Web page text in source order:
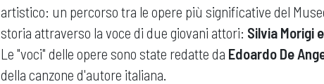
artistico: un percorso tra le opere più significative del
storia attraverso la voce di due giovani attori: Silvia Morigi
Le "voci" delle opere sono state redatte da Edoardo De
della canzone d'autore italiana.